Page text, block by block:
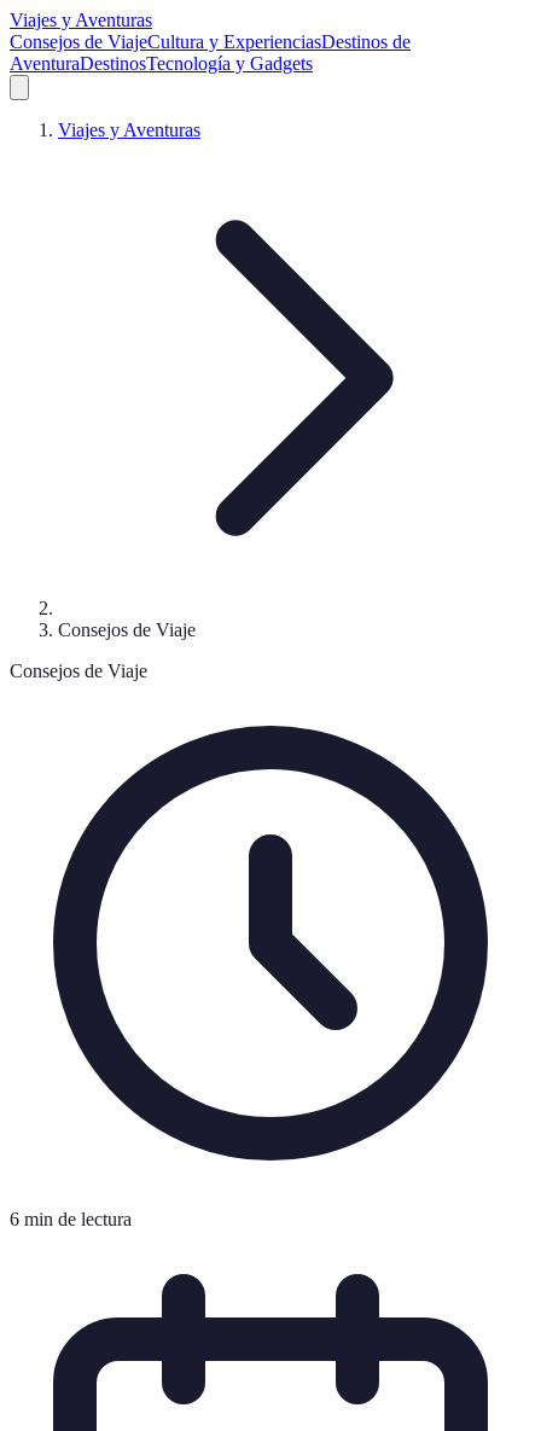
Viajes y Aventuras
Consejos de ViajeCultura y ExperienciasDestinos de
AventuraDestinosTecnología y Gadgets
Viajes y Aventuras
Consejos de Viaje
Consejos de Viaje
6 min de lectura